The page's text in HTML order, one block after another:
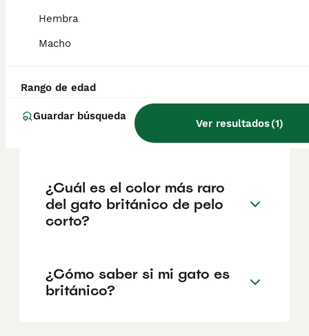
Hembra
Macho
Rango de edad
Guardar búsqueda
Ver resultados(1)
criadores responsables que garanticen la
salud y el bienestar de los animales.
Informarse bien y comparar opciones antes
¿Qué precio tiene un gato
¿Cuál es el color más raro
del gato británico de pelo
corto?
¿Cómo saber si mi gato es
británico?